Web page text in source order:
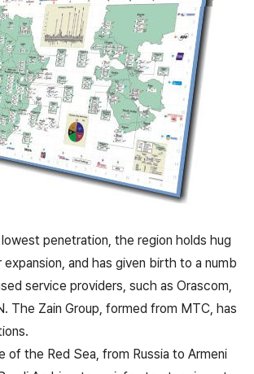
penetration, the region holds hug
and has given birth to a numb
service providers, such as Orascom,
The Zain Group, formed from MTC, has
of the Red Sea, from Russia to Armeni